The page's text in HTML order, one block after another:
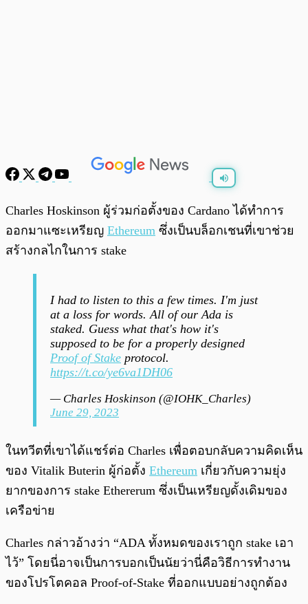
0:00 /
Charles Hoskinson ผู้ร่วมก่อตั้งของ Cardano ได้ทำการ
ออกมาแซะเหรียญ Ethereum ซึ่งเป็นบล็อกเชนที่เขาช่วย
สร้างกลไกในการ stake
I had to listen to this a few times. I'm just
at a loss for words. All of our Ada is
staked. Guess what that's how it's
supposed to be for a properly designed
Proof of Stake protocol.
https://t.co/ye6va1DH06
— Charles Hoskinson (@IOHK_Charles)
June 29, 2023
ในทวีตที่เขาได้แชร์ต่อ Charles เพื่อตอบกลับความคิดเห็น
ของ Vitalik Buterin ผู้ก่อตั้ง Ethereum เกี่ยวกับความยุ่ง
ยากของการ stake Ethererum ซึ่งเป็นเหรียญดั้งเดิมของ
เครือข่าย
Charles กล่าวอ้างว่า “ADA ทั้งหมดของเราถูก stake เอา
ไว้” โดยนี่อาจเป็นการบอกเป็นนัยว่านี่คือวิธีการทำงาน
ของโปรโตคอล Proof-of-Stake ที่ออกแบบอย่างถูกต้อง